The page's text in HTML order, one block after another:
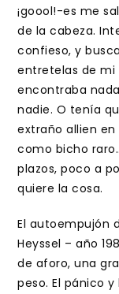
¡goool!-es me
de la cabeza.
confieso, y
entretelas de
encontraba
nadie. O tenía
extraño allien
como bicho
plazos, poco a
quiere la cosa.
El autoempujón
Heyssel – año
de aforo, una
peso. El pánico